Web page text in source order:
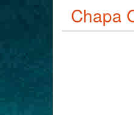
Chapa